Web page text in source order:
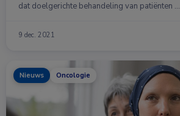
dat doelgerichte behandeling van patiënten …
9 dec. 2021
Nieuws Oncologie